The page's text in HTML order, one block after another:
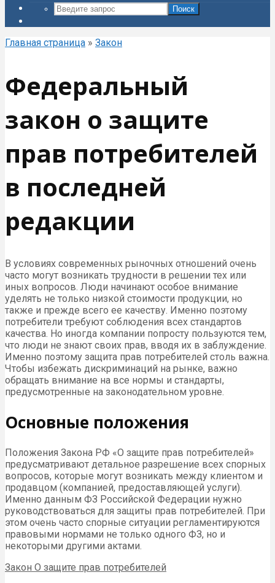
Поиск
Главная страница » Закон
Федеральный
закон о защите
прав потребителей
в последней
редакции
В условиях современных рыночных отношений очень
часто могут возникать трудности в решении тех или
иных вопросов. Люди начинают особое внимание
уделять не только низкой стоимости продукции, но
также и прежде всего ее качеству. Именно поэтому
потребители требуют соблюдения всех стандартов
качества. Но иногда компании попросту пользуются тем,
что люди не знают своих прав, вводя их в заблуждение.
Именно поэтому защита прав потребителей столь важна.
Чтобы избежать дискриминаций на рынке, важно
обращать внимание на все нормы и стандарты,
предусмотренные на законодательном уровне.
Основные положения
Положения Закона РФ «О защите прав потребителей»
предусматривают детальное разрешение всех спорных
вопросов, которые могут возникать между клиентом и
продавцом (компанией, предоставляющей услуги).
Именно данным ФЗ Российской Федерации нужно
руководствоваться для защиты прав потребителей. При
этом очень часто спорные ситуации регламентируются
правовыми нормами не только одного ФЗ, но и
некоторыми другими актами.
Закон О защите прав потребителей